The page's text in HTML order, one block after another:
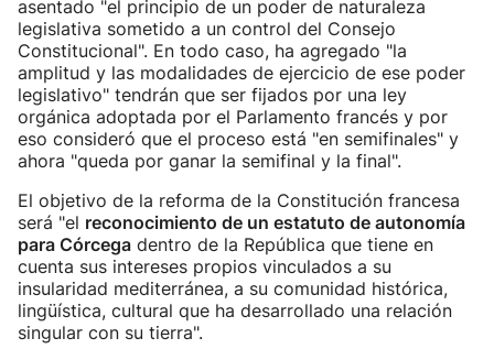
asentado "el principio de un poder de naturaleza
legislativa sometido a un control del Consejo
Constitucional". En todo caso, ha agregado "la
amplitud y las modalidades de ejercicio de ese poder
legislativo" tendrán que ser fijados por una ley
orgánica adoptada por el Parlamento francés y por
eso consideró que el proceso está "en semifinales" y
ahora "queda por ganar la semifinal y la final".
El objetivo de la reforma de la Constitución francesa
será "el reconocimiento de un estatuto de autonomía
para Córcega dentro de la República que tiene en
cuenta sus intereses propios vinculados a su
insularidad mediterránea, a su comunidad histórica,
lingüística, cultural que ha desarrollado una relación
singular con su tierra".